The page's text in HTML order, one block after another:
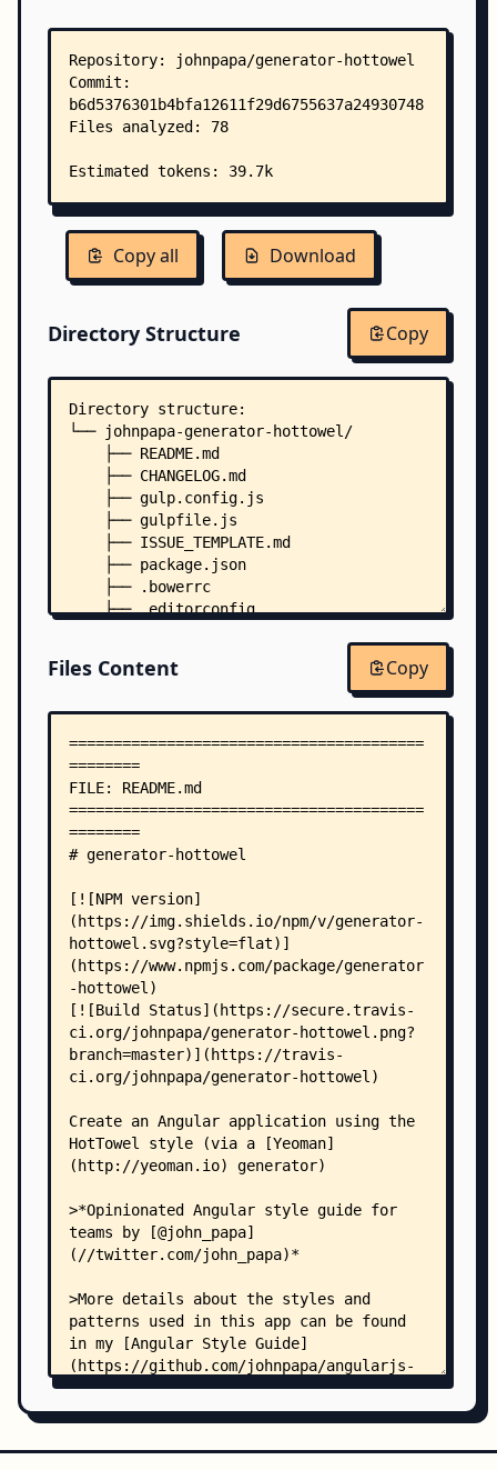
Copy all Download
Directory Structure Copy
Directory structure:
└── johnpapa-generator-hottowel/
    ├── README.md
    ├── CHANGELOG.md
    ├── gulp.config.js
    ├── gulpfile.js
    ├── ISSUE_TEMPLATE.md
    ├── package.json
    ├── .bowerrc
    ├── .editorconfig
    ├── .yo-rc.json
    │   ├── index.js
    │   └── templates/
    │       ├── _bower.json
    │       ├── _gulp.config.js
    │       ├── _gulpfile.js
    │       ├── _karma.conf.js
    │       ├── _package.json
    │       ├── _README.md
    │       ├── bowerrc
    │       ├── editorconfig
    │       ├── gitignore
    │       ├── jscsrc
    │       ├── jshintrc
    │       └── src/
    │           ├── client/
    │           │   ├── _index.html
    │           │   ├── app/
    │           │   │   ├── app.module.js
    │           │   │   ├── admin/
│           │   │   │   ├──
    │           │   │   │   ├── admin.html
    │           │   │   │   ├── admin.module.js
│           │   │   │   └──
    │           │   │   ├── blocks/
    │           │   │   │   ├── exception/
│           │   │   │   │   ├── exception-
│           │   │   │   │   ├── exception-
    │           │   │   │   │   ├── exception.js
    │           │   │   │   ├── logger/
Files Content Copy